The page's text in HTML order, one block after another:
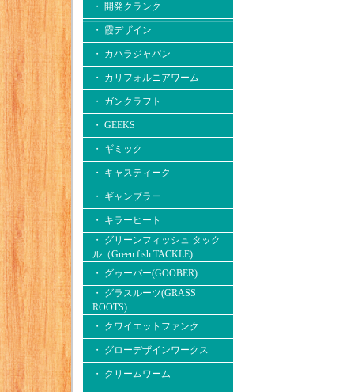
・ 開発クランク
・ 霞デザイン
・ カハラジャパン
・ カリフォルニアワーム
・ ガンクラフト
・ GEEKS
・ ギミック
・ キャスティーク
・ ギャンブラー
・ キラーヒート
・ グリーンフィッシュ タック
ル（Green fish TACKLE)
・ グゥーバー(GOOBER)
・ グラスルーツ(GRASS
ROOTS)
・ クワイエットファンク
・ グローデザインワークス
・ クリームワーム